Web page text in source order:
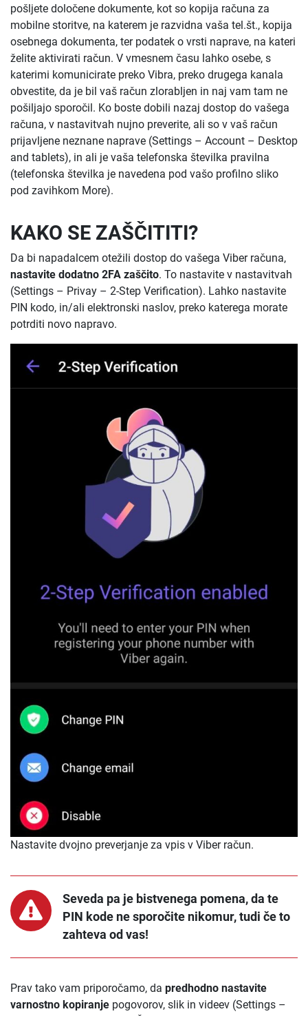
pošljete določene dokumente, kot so kopija računa za
mobilne storitve, na katerem je razvidna vaša tel.št., kopija
osebnega dokumenta, ter podatek o vrsti naprave, na kateri
želite aktivirati račun. V vmesnem času lahko osebe, s
katerimi komunicirate preko Vibra, preko drugega kanala
obvestite, da je bil vaš račun zlorabljen in naj vam tam ne
pošiljajo sporočil. Ko boste dobili nazaj dostop do vašega
računa, v nastavitvah nujno preverite, ali so v vaš račun
prijavljene neznane naprave (Settings – Account – Desktop
and tablets), in ali je vaša telefonska številka pravilna
(telefonska številka je navedena pod vašo profilno sliko
pod zavihkom More).
KAKO SE ZAŠČITITI?
Da bi napadalcem otežili dostop do vašega Viber računa,
nastavite dodatno 2FA zaščito. To nastavite v nastavitvah
(Settings – Privay – 2-Step Verification). Lahko nastavite
PIN kodo, in/ali elektronski naslov, preko katerega morate
potrditi novo napravo.
Nastavite dvojno preverjanje za vpis v Viber račun.
Seveda pa je bistvenega pomena, da te
PIN kode ne sporočite nikomur, tudi če to
zahteva od vas!
Prav tako vam priporočamo, da predhodno nastavite
varnostno kopiranje pogovorov, slik in videev (Settings –